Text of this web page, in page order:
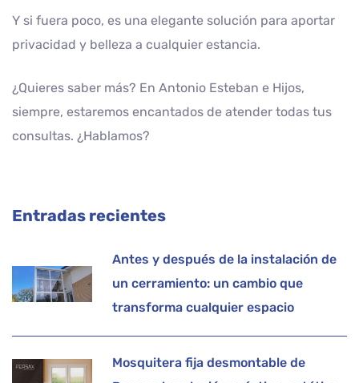
Entradas recientes
Antes y después de la instalación de
un cerramiento: un cambio que
transforma cualquier espacio
Mosquitera fija desmontable de
Y si fuera poco, es una elegante solución para aportar
privacidad y belleza a cualquier estancia.
¿Quieres saber más? En Antonio Esteban e Hijos,
siempre, estaremos encantados de atender todas tus
consultas. ¿Hablamos?